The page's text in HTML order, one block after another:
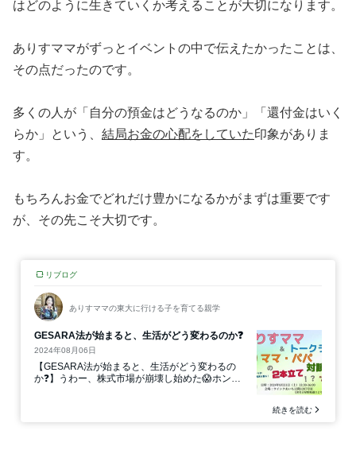
はどのように生きていくか考えることが大切になります。
ありすママがずっとイベントの中で伝えたかったことは、
その点だったのです。
多くの人が「自分の預金はどうなるのか」「還付金はいく
らか」という、 結局お金の心配をしていた印象がありま
す。
もちろんお金でどれだけ豊かになるかがまずは重要です
が、その先こそ大切です。